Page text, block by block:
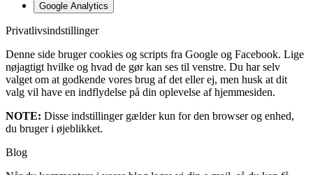
Google Analytics
Privatlivsindstillinger
Denne side bruger cookies og scripts fra Google og Facebook. Lige
nøjagtigt hvilke og hvad de gør kan ses til venstre. Du har selv
valget om at godkende vores brug af det eller ej, men husk at dit
valg vil have en indflydelse på din oplevelse af hjemmesiden.
NOTE: Disse indstillinger gælder kun for den browser og enhed,
du bruger i øjeblikket.
Blog